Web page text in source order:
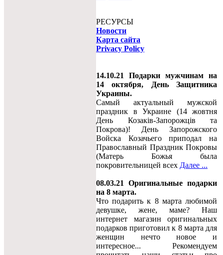
РЕСУРСЫ
Новости
Карта сайта
Privacy Policy
14.10.21 Подарки мужчинам на
14 октября, День Защитника
Украины.
Самый актуальный мужской
праздник в Украине (14 жовтня
День Козаків-Запорожців та
Покрова)! День Запорожского
Войска Козачьего приподал на
Православный Праздник Покровы
(Матерь Божья была
покровительницей всех Далее ...
08.03.21 Оригинальные подарки
на 8 марта.
Что подарить к 8 марта любимой
девушке, жене, маме? Наш
интернет магазин оригинальных
подарков приготовил к 8 марта для
женщин нечто новое и
интересное... Рекомендуем